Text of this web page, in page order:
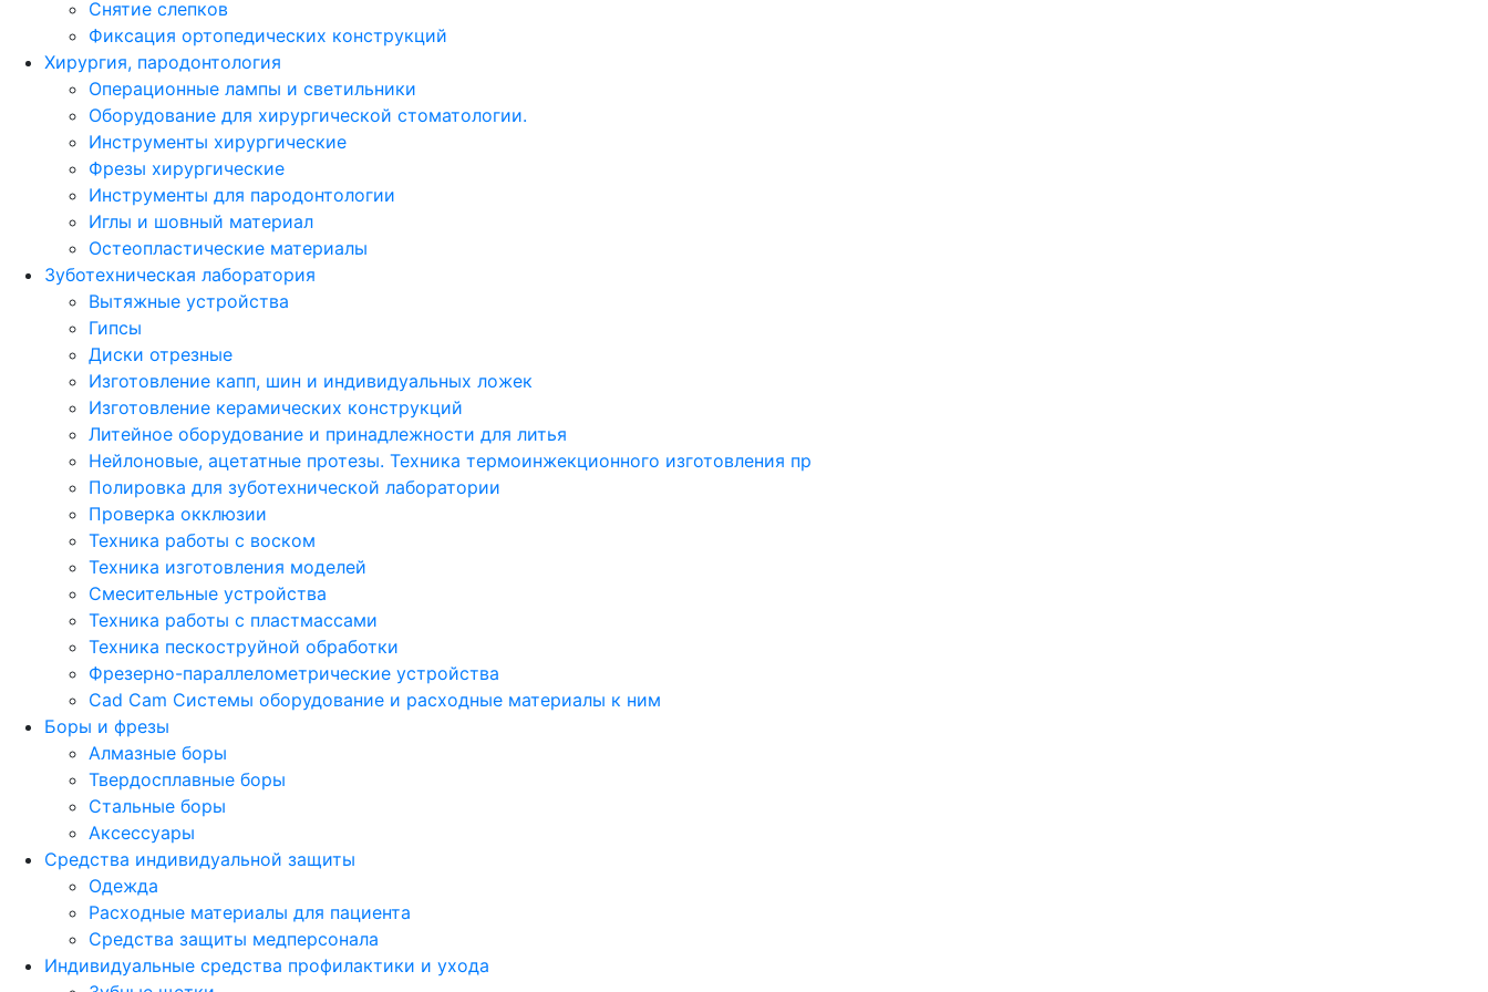
Снятие слепков
Фиксация ортопедических конструкций
Хирургия, пародонтология
Операционные лампы и светильники
Оборудование для хирургической стоматологии.
Инструменты хирургические
Фрезы хирургические
Инструменты для пародонтологии
Иглы и шовный материал
Остеопластические материалы
Зуботехническая лаборатория
Вытяжные устройства
Гипсы
Диски отрезные
Изготовление капп, шин и индивидуальных ложек
Изготовление керамических конструкций
Литейное оборудование и принадлежности для литья
Нейлоновые, ацетатные протезы. Техника термоинжекционного изготовления пр
Полировка для зуботехнической лаборатории
Проверка окклюзии
Техника работы с воском
Техника изготовления моделей
Смесительные устройства
Техника работы с пластмассами
Техника пескоструйной обработки
Фрезерно-параллелометрические устройства
Cad Cam Системы оборудование и расходные материалы к ним
Боры и фрезы
Алмазные боры
Твердосплавные боры
Стальные боры
Аксессуары
Средства индивидуальной защиты
Одежда
Расходные материалы для пациента
Средства защиты медперсонала
Индивидуальные средства профилактики и ухода